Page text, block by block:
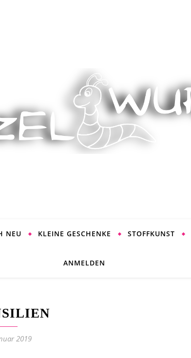
NEU KLEINE GESCHENKE STOFFKUNST
ANMELDEN
2019